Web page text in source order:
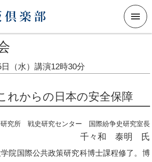
メニ
日（水）講演12時30分
れからの日本の安全保障
研究所 戦史研究センター 国際紛争史研究室長
千々和 泰明 氏
院国際公共政策研究科博士課程修了。博